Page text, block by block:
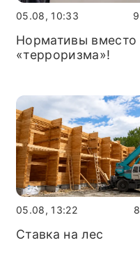
9
05.08, 10:33
Нормативы вместо
«терроризма»!
8
05.08, 13:22
Ставка на лес